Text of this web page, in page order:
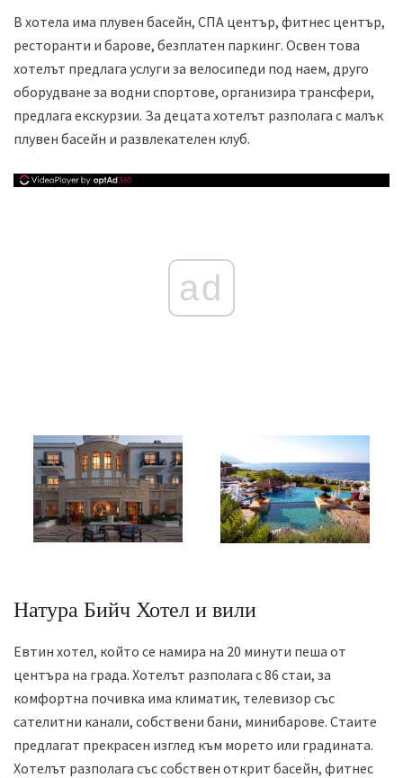
В хотела има плувен басейн, СПА център, фитнес център,
ресторанти и барове, безплатен паркинг. Освен това
хотелът предлага услуги за велосипеди под наем, друго
оборудване за водни спортове, организира трансфери,
предлага екскурзии. За децата хотелът разполага с малък
плувен басейн и развлекателен клуб.
ad
Натура Бийч Хотел и вили
Евтин хотел, който се намира на 20 минути пеша от
центъра на града. Хотелът разполага с 86 стаи, за
комфортна почивка има климатик, телевизор със
сателитни канали, собствени бани, минибарове. Стаите
предлагат прекрасен изглед към морето или градината.
Хотелът разполага със собствен открит басейн, фитнес